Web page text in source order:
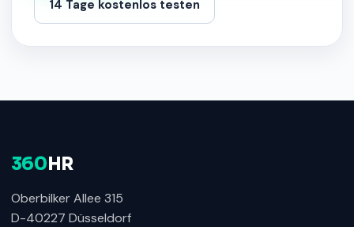
14 Tage kostenlos testen
360 HR
Oberbilker Allee 315
D-40227 Düsseldorf